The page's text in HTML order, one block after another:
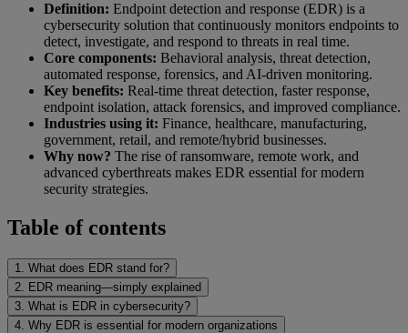
Definition: Endpoint detection and response (EDR) is a
cybersecurity solution that continuously monitors endpoints to
detect, investigate, and respond to threats in real time.
Core components: Behavioral analysis, threat detection,
automated response, forensics, and AI-driven monitoring.
Key benefits: Real-time threat detection, faster response,
endpoint isolation, attack forensics, and improved compliance.
Industries using it: Finance, healthcare, manufacturing,
government, retail, and remote/hybrid businesses.
Why now? The rise of ransomware, remote work, and
advanced cyberthreats makes EDR essential for modern
security strategies.
Table of contents
1. What does EDR stand for?
2. EDR meaning—simply explained
3. What is EDR in cybersecurity?
4. Why EDR is essential for modern organizations